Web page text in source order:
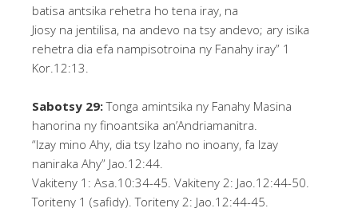
batisa antsika rehetra ho tena iray, na
Jiosy na jentilisa, na andevo na tsy andevo; ary isika
rehetra dia efa nampisotroina ny Fanahy iray” 1
Kor.12:13.
Sabotsy 29:Tonga amintsika ny Fanahy Masina
hanorina ny finoantsika an’Andriamanitra.
“Izay mino Ahy, dia tsy Izaho no inoany, fa Izay
naniraka Ahy” Jao.12:44.
Vakiteny 1: Asa.10:34-45. Vakiteny 2: Jao.12:44-50.
Toriteny 1 (safidy). Toriteny 2: Jao.12:44-45.